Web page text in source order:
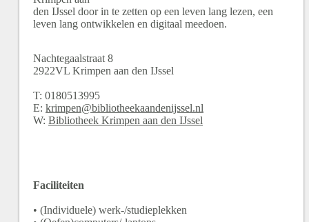
den IJssel door in te zetten op een leven lang lezen, een
leven lang ontwikkelen en digitaal meedoen.
Nachtegaalstraat 8
2922VL Krimpen aan den IJssel
T: 0180513995
E: krimpen@bibliotheekaandenijssel.nl
W: Bibliotheek Krimpen aan den IJssel
Faciliteiten
• (Individuele) werk-/studieplekken